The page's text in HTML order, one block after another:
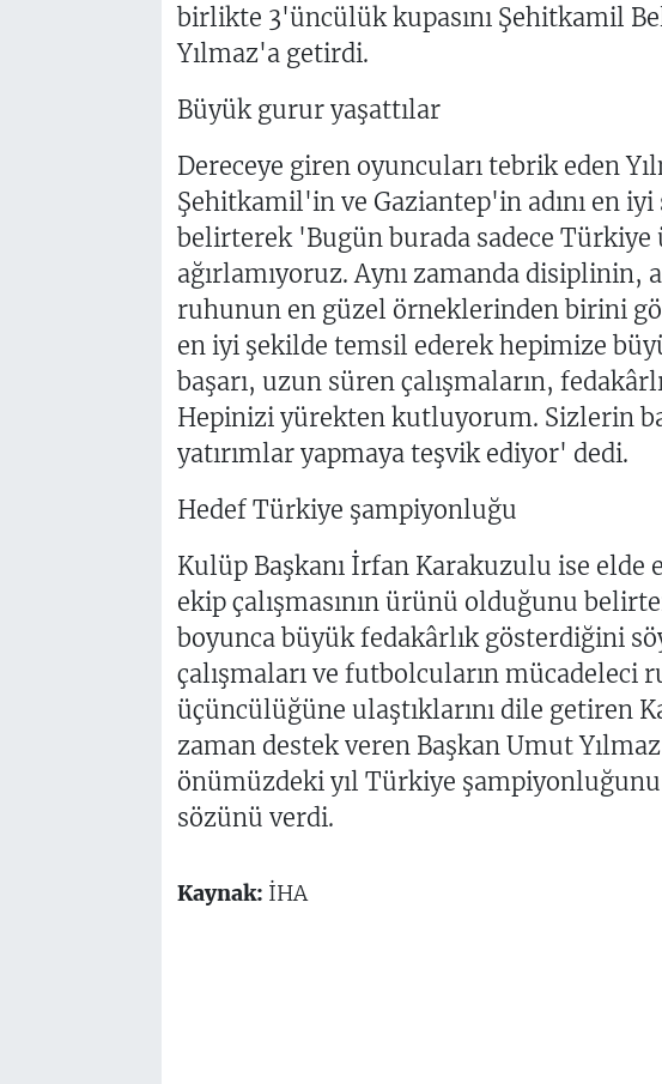
birlikte 3'üncülük kupasını Şehitkamil
Yılmaz'a getirdi.
Büyük gurur yaşattılar
Dereceye giren oyuncuları tebrik eden
Şehitkamil'in ve Gaziantep'in adını en
belirterek 'Bugün burada sadece Türkiye
ağırlamıyoruz. Aynı zamanda disiplinin,
ruhunun en güzel örneklerinden birini
en iyi şekilde temsil ederek hepimize
başarı, uzun süren çalışmaların,
Hepinizi yürekten kutluyorum. Sizlerin
yatırımlar yapmaya teşvik ediyor' dedi.
Hedef Türkiye şampiyonluğu
Kulüp Başkanı İrfan Karakuzulu ise elde
ekip çalışmasının ürünü olduğunu
boyunca büyük fedakârlık gösterdiğini
çalışmaları ve futbolcuların mücadeleci
üçüncülüğüne ulaştıklarını dile getiren
zaman destek veren Başkan Umut
önümüzdeki yıl Türkiye
sözünü verdi.
Kaynak: İHA